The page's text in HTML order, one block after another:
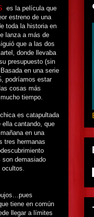
es la película que
estreno de una
toda la historia en
lanza a más de
que a las dos
donde llevaba
presupuesto (sin
en una serie
podríamos estar
cosas más
tiempo.
es catapultada
cantando, que
en una
tres hermanas
son demasiado
ocultos.
tiene en común
llegar a límites